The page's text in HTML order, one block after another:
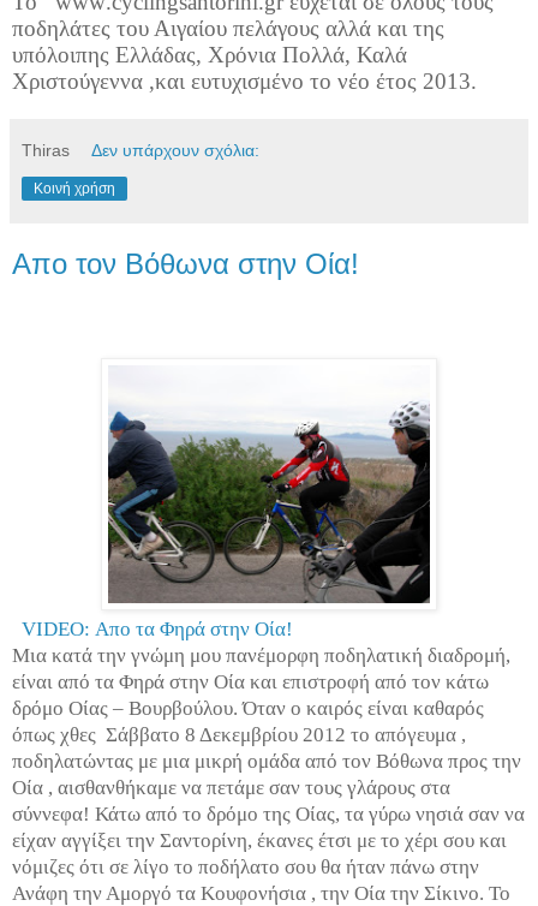
ποδηλάτες του Αιγαίου πελάγους αλλά και της
υπόλοιπης Ελλάδας, Χρόνια Πολλά, Καλά
Χριστούγεννα ,και ευτυχισμένο το νέο έτος 2013.
Thiras Δεν υπάρχουν σχόλια:
Κοινή χρήση
Απο τον Βόθωνα στην Οία!
VIDEO: Απο τα Φηρά στην Οία!
Μια κατά την γνώμη μου πανέμορφη ποδηλατική διαδρομή,
είναι από τα Φηρά στην Οία και επιστροφή από τον κάτω
δρόμο Οίας – Βουρβούλου. Όταν ο καιρός είναι καθαρός
όπως χθες Σάββατο 8 Δεκεμβρίου 2012 το απόγευμα ,
ποδηλατώντας με μια μικρή ομάδα από τον Βόθωνα προς την
Οία , αισθανθήκαμε να πετάμε σαν τους γλάρους στα
σύννεφα! Κάτω από το δρόμο της Οίας, τα γύρω νησιά σαν να
είχαν αγγίξει την Σαντορίνη, έκανες έτσι με το χέρι σου και
νόμιζες ότι σε λίγο το ποδήλατο σου θα ήταν πάνω στην
Ανάφη την Αμοργό τα Κουφονήσια , την Οία την Σίκινο. Το